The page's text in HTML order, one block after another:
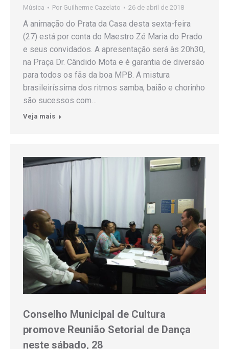
Música Por Guilherme Cazelato 26 de abril de 2018
A animação do Prata da Casa desta sexta-feira
(27) está por conta do Maestro Zé Maria do Prado
e seus convidados. A apresentação será às 20h30,
na Praça Dr. Cândido Mota e é garantia de diversão
para todos os fãs da boa MPB. A mistura
brasileiríssima dos ritmos samba, baião e chorinho
são sucessos com…
Veja mais
Conselho Municipal de Cultura
promove Reunião Setorial de Dança
neste sábado, 28